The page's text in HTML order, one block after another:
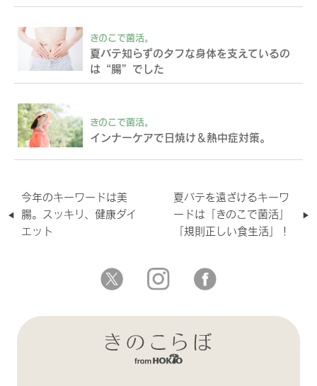
きのこで菌活。
夏バテ知らずのタフな身体を支えているの
は“腸”でした
きのこで菌活。
インナーケアで日焼け＆熱中症対策。
今年のキーワードは美
腸。スッキリ、健康ダイ
エット
夏バテを遠ざけるキーワ
ードは「きのこで菌活」
「規則正しい食生活」！